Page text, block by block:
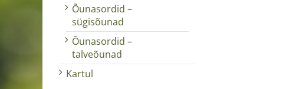
Õunasordid –
sügisõunad
Õunasordid –
talveõunad
Kartul